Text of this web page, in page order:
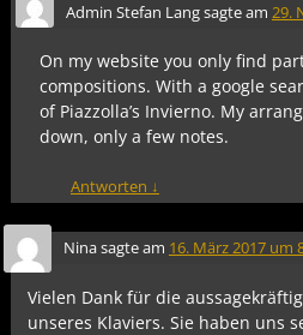
Admin Stefan Langsagte am 29.
On my website you only find
compositions. With a google
of Piazzolla’s Invierno. My
down, only a few notes.
Antworten ↓
Ninasagte am 16. März 2017 um
Vielen Dank für die
unseres Klaviers. Sie haben uns